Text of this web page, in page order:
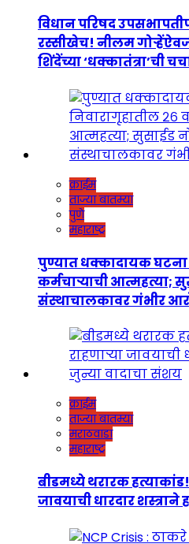
विधान परिषद
रस्सीखेच! नीलम
शिंदेंच्या ‘धक्कातंत्रा’ची
क्राईम
ताज्या बातम्या
पुणे
महाराष्ट्र
पुण्यात धक्कादायक घटना!
कर्मचाऱ्याची आत्महत्या;
संस्थाचालकावर गंभीर
क्राईम
ताज्या बातम्या
मराठवाडा
महाराष्ट्र
बीडमध्ये थरारक हत्याकांड!
जावयाची धारदार